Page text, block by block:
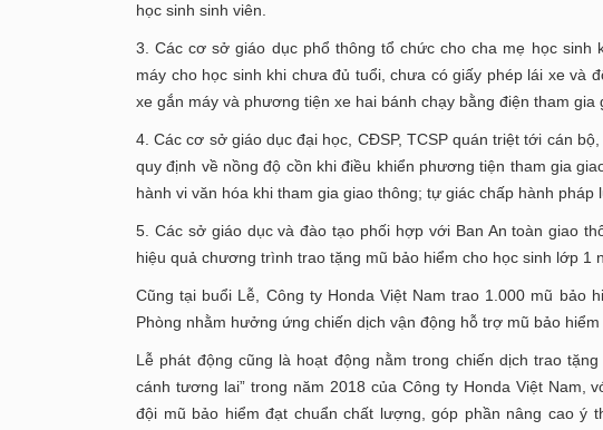
học sinh sinh viên.
3. Các cơ sở giáo dục phổ thông tổ chức cho cha mẹ học
máy cho học sinh khi chưa đủ tuổi, chưa có giấy phép lái xe và
xe gắn máy và phương tiện xe hai bánh chạy bằng điện tham
4. Các cơ sở giáo dục đại học, CĐSP, TCSP quán triệt tới cán
quy định về nồng độ cồn khi điều khiển phương tiện tham gia
hành vi văn hóa khi tham gia giao thông; tự giác chấp hành pháp
5. Các sở giáo dục và đào tạo phối hợp với Ban An toàn giao
hiệu quả chương trình trao tặng mũ bảo hiểm cho học sinh lớp 1
Cũng tại buổi Lễ, Công ty Honda Việt Nam trao 1.000 mũ bảo
Phòng nhằm hưởng ứng chiến dịch vận động hỗ trợ mũ bảo
Lễ phát động cũng là hoạt động nằm trong chiến dịch trao
cánh tương lai” trong năm 2018 của Công ty Honda Việt Nam,
đội mũ bảo hiểm đạt chuẩn chất lượng, góp phần nâng cao ý